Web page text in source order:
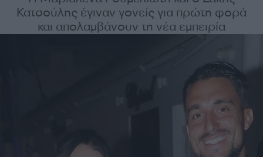
Κατσούλης έγιναν γονείς για πρώτη φορά
και απολαμβάνουν τη νέα εμπειρία